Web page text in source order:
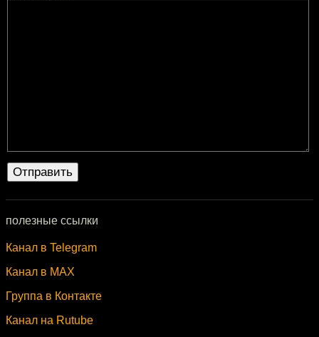
полезные ссылки
Канал в Telegram
Канал в MAX
Группа в Контакте
Канал на Rutube